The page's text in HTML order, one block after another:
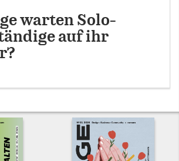
warten Solo-
auf ihr